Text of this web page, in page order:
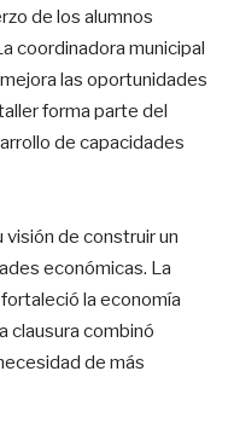
de los alumnos
coordinadora municipal
las oportunidades
forma parte del
de capacidades
de construir un
económicas. La
la economía
clausura combinó
de más